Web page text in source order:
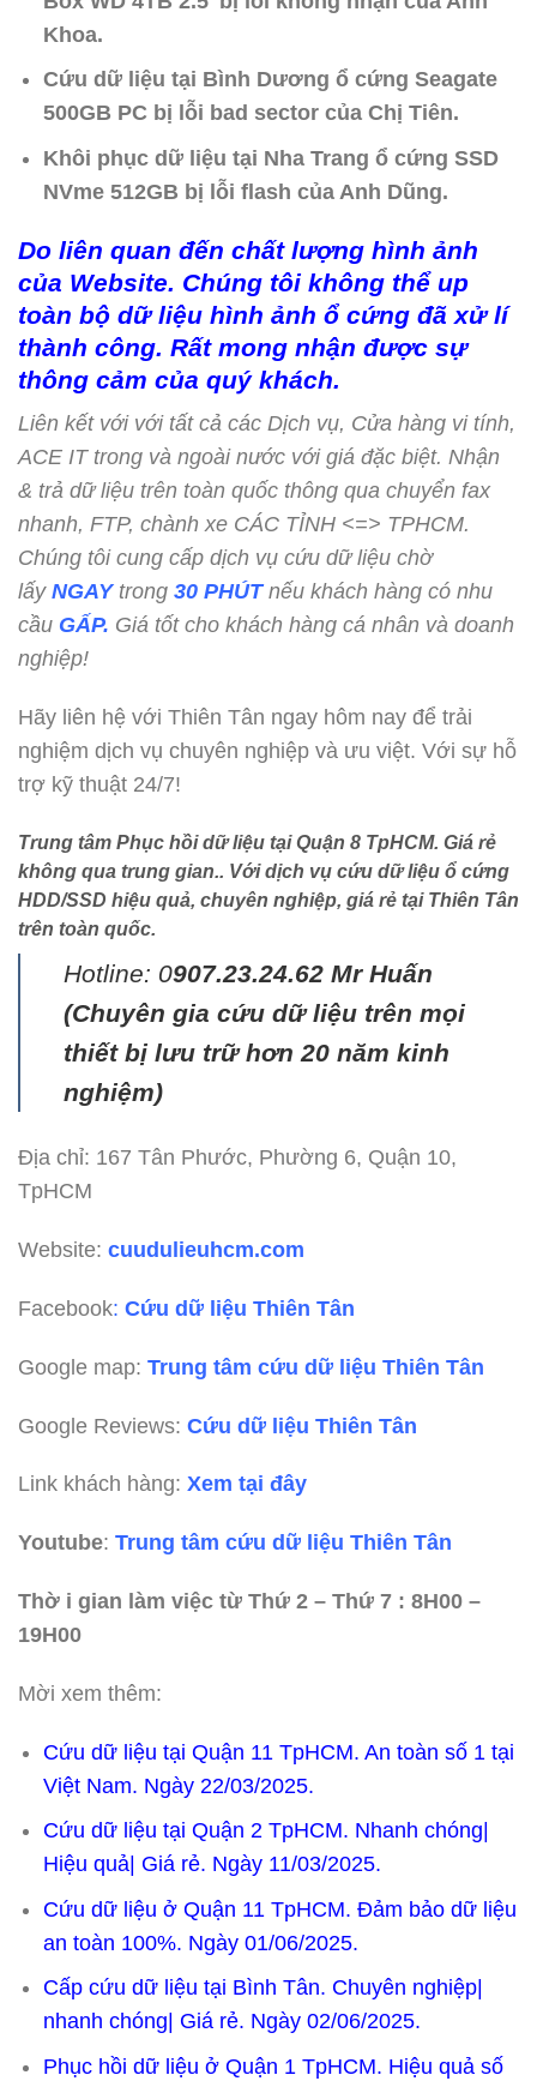
Khoa.
Cứu dữ liệu tại Bình Dương ổ cứng Seagate
500GB PC bị lỗi bad sector của Chị Tiên.
Khôi phục dữ liệu tại Nha Trang ổ cứng SSD
NVme 512GB bị lỗi flash của Anh Dũng.
Do liên quan đến chất lượng hình ảnh
của Website. Chúng tôi không thể up
toàn bộ dữ liệu hình ảnh ổ cứng đã xử lí
thành công. Rất mong nhận được sự
thông cảm của quý khách.
Liên kết với với tất cả các Dịch vụ, Cửa hàng vi tính,
ACE IT trong và ngoài nước với giá đặc biệt. Nhận
& trả dữ liệu trên toàn quốc thông qua chuyển fax
nhanh, FTP, chành xe CÁC TỈNH <=> TPHCM.
Chúng tôi cung cấp dịch vụ cứu dữ liệu chờ
lấy NGAYtrong 30 PHÚTnếu khách hàng có nhu
cầu GẤP. Giá tốt cho khách hàng cá nhân và doanh
nghiệp!
Hãy liên hệ với Thiên Tân ngay hôm nay để trải
nghiệm dịch vụ chuyên nghiệp và ưu việt. Với sự hỗ
trợ kỹ thuật 24/7!
Trung tâm Phục hồi dữ liệu tại Quận 8 TpHCM. Giá rẻ
không qua trung gian.. Với dịch vụ cứu dữ liệu ổ cứng
HDD/SSD hiệu quả, chuyên nghiệp, giá rẻ tại Thiên Tân
trên toàn quốc.
Hotline: 0907.23.24.62 Mr Huấn
(Chuyên gia cứu dữ liệu trên mọi
thiết bị lưu trữ hơn 20 năm kinh
nghiệm)
Địa chỉ: 167 Tân Phước, Phường 6, Quận 10,
TpHCM
Website: cuudulieuhcm.com
Facebook: Cứu dữ liệu Thiên Tân
Google map: Trung tâm cứu dữ liệu Thiên Tân
Google Reviews: Cứu dữ liệu Thiên Tân
Link khách hàng: Xem tại đây
Youtube: Trung tâm cứu dữ liệu Thiên Tân
Thờ i gian làm việc từ Thứ 2 – Thứ 7 : 8H00 –
19H00
Mời xem thêm:
Cứu dữ liệu tại Quận 11 TpHCM. An toàn số 1 tại
Việt Nam. Ngày 22/03/2025.
Cứu dữ liệu tại Quận 2 TpHCM. Nhanh chóng|
Hiệu quả| Giá rẻ. Ngày 11/03/2025.
Cứu dữ liệu ở Quận 11 TpHCM. Đảm bảo dữ liệu
an toàn 100%. Ngày 01/06/2025.
Cấp cứu dữ liệu tại Bình Tân. Chuyên nghiệp|
nhanh chóng| Giá rẻ. Ngày 02/06/2025.
Phục hồi dữ liệu ở Quận 1 TpHCM. Hiệu quả số